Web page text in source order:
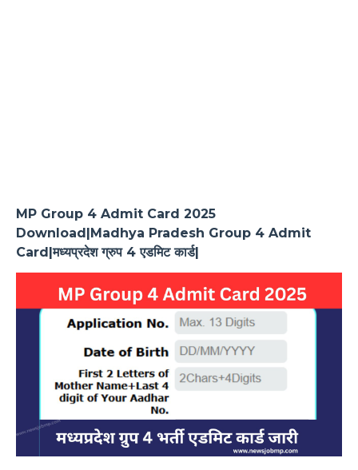
MP Group 4 Admit Card 2025
Download|Madhya Pradesh Group 4 Admit
Card|मध्यप्रदेश ग्रुप 4 एडमिट कार्ड|